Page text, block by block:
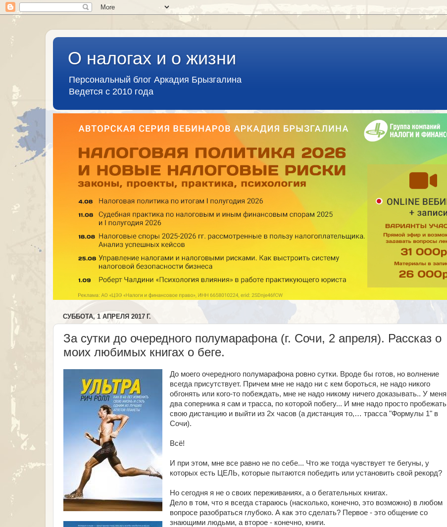
О налогах и о жизни
Персональный блог Аркадия Брызгалина
Ведется с 2010 года
СУББОТА, 1 АПРЕЛЯ 2017 Г.
За сутки до очередного полумарафона (г. Сочи, 2 апреля). Рассказ о
моих любимых книгах о беге.
До моего очередного полумарафона ровно сутки. Вроде бы готов, но волнение
всегда присутствует. Причем мне не надо ни с кем бороться, не надо никого
обгонять или кого-то побеждать, мне не надо никому ничего доказывать.. У меня
два соперника я сам и трасса, по которой побегу... И мне надо просто пробежать
свою дистанцию и выйти из 2х часов (а дистанция то,… трасса "Формулы 1" в
Сочи).
Всё!
И при этом, мне все равно не по себе... Что же тогда чувствует те бегуны, у
которых есть ЦЕЛЬ, которые пытаются победить или установить свой рекорд?
Но сегодня я не о своих переживаниях, а о бегательных книгах.
Дело в том, что я всегда стараюсь (насколько, конечно, это возможно) в любом
вопросе разобраться глубоко. А как это сделать? Первое - это общение со
знающими людьми, а второе - конечно, книги.